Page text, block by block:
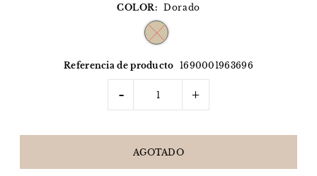
COLOR: Dorado
Referencia de producto 1690001963696
- +